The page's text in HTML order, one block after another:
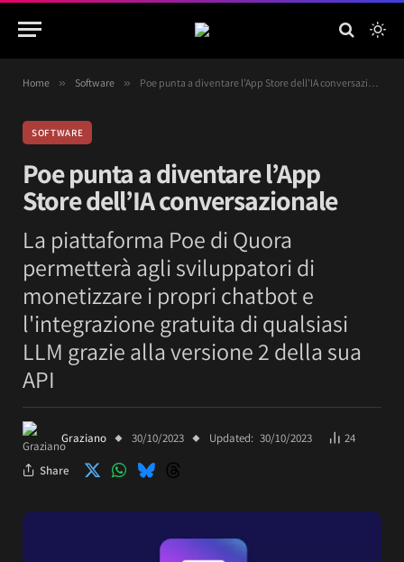
Home » Software » Poe punta a diventare l’App Store dell’IA conversazionale
SOFTWARE
Poe punta a diventare l’App
Store dell’IA conversazionale
La piattaforma Poe di Quora
permetterà agli sviluppatori di
monetizzare i propri chatbot e
l'integrazione gratuita di qualsiasi
LLM grazie alla versione 2 della sua
API
Graziano 30/10/2023 Updated: 30/10/2023 24
Share